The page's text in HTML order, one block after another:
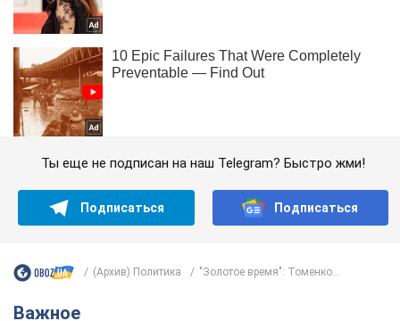
Ты еще не подписан на наш Telegram? Быстро жми!
Подписаться Подписаться
(Архив) Политика "Золотое время": Томенко...
Важное